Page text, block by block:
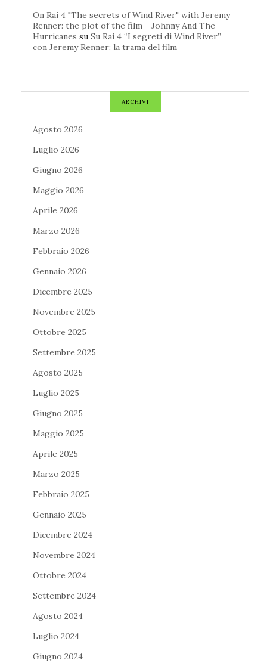
On Rai 4 "The secrets of Wind River" with Jeremy
Renner: the plot of the film - Johnny And The
Hurricanes su Su Rai 4 “I segreti di Wind River”
con Jeremy Renner: la trama del film
ARCHIVI
Agosto 2026
Luglio 2026
Giugno 2026
Maggio 2026
Aprile 2026
Marzo 2026
Febbraio 2026
Gennaio 2026
Dicembre 2025
Novembre 2025
Ottobre 2025
Settembre 2025
Agosto 2025
Luglio 2025
Giugno 2025
Maggio 2025
Aprile 2025
Marzo 2025
Febbraio 2025
Gennaio 2025
Dicembre 2024
Novembre 2024
Ottobre 2024
Settembre 2024
Agosto 2024
Luglio 2024
Giugno 2024